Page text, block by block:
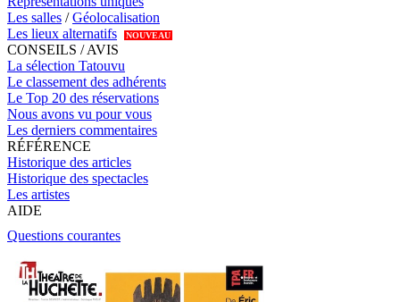
Les salles /Géolocalisation
Les lieux alternatifs
NOUVEAU
CONSEILS / AVIS
La sélection Tatouvu
Le classement des adhérents
Le Top 20 des réservations
Nous avons vu pour vous
Les derniers commentaires
RÉFÉRENCE
Historique des articles
Historique des spectacles
Les artistes
AIDE
Questions courantes